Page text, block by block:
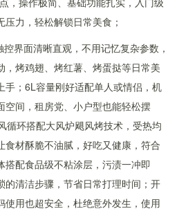
力，轻松解锁日常美食；
界面清晰直观，不用记忆复杂参数，
，烤鸡翅、烤红薯、烤蛋挞等日常美
手；6L容量刚好适配单人或情侣，机
空间，租房党、小户型也能轻松摆
循环搭配大风炉飓风烤技术，受热均
食材酥脆不油腻，好吃又健康，符合
配食品级不粘涂层，污渍一冲即
的清洁步骤，节省日常打理时间；开
使用也超安全，杜绝意外发生，使用